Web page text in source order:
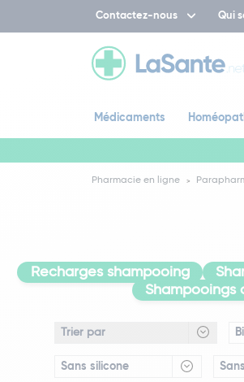
Contactez-nous Qui
Médicaments
Pharmacie en ligne
Recharges shampooing
Shampooings
Sans silicone